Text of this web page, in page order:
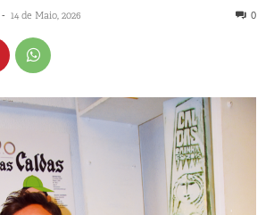
- 14 de Maio, 2026 0